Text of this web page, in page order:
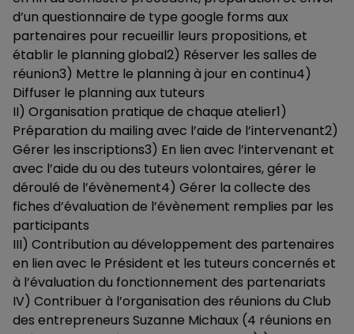
d’un questionnaire de type google forms aux
partenaires pour recueillir leurs propositions, et
établir le planning global2) Réserver les salles de
réunion3) Mettre le planning à jour en continu4)
Diffuser le planning aux tuteurs
II) Organisation pratique de chaque atelier1)
Préparation du mailing avec l’aide de l’intervenant2)
Gérer les inscriptions3) En lien avec l’intervenant et
avec l’aide du ou des tuteurs volontaires, gérer le
déroulé de l’évènement4) Gérer la collecte des
fiches d’évaluation de l’évènement remplies par les
participants
III) Contribution au développement des partenaires
en lien avec le Président et les tuteurs concernés et
à l’évaluation du fonctionnement des partenariats
IV) Contribuer à l’organisation des réunions du Club
des entrepreneurs Suzanne Michaux (4 réunions en